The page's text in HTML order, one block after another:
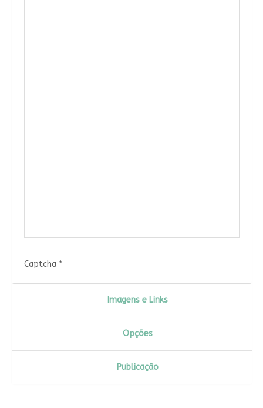
Captcha*
Imagens e Links
Opções
Publicação